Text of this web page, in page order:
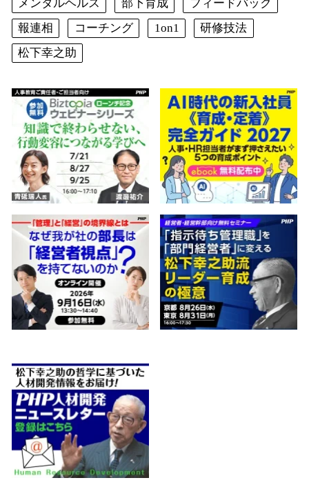
メンタルヘルス 部下育成
フィードバック
報連相
コーチング 1on1
研修技法
松下幸之助